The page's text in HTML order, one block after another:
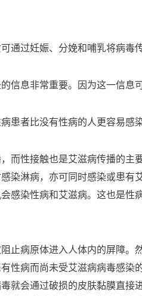
通过妊娠、分娩和哺乳将病毒
信息非常重要。因为这一信息
患者比没有性病的人更容易感
而性接触也是艾滋病传播的
染淋病，亦可同时感染或患
感染性病和艾滋病。这也是性
止病原体进入人体内的屏障。
性病而尚未受艾滋病病毒感
就会通过破损的皮肤黏膜直